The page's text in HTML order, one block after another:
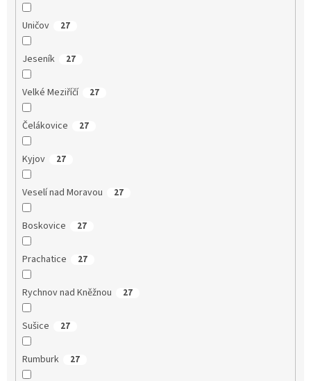
Uničov 27
Jeseník 27
Velké Meziříčí 27
Čelákovice 27
Kyjov 27
Veselí nad Moravou 27
Boskovice 27
Prachatice 27
Rychnov nad Kněžnou 27
Sušice 27
Rumburk 27